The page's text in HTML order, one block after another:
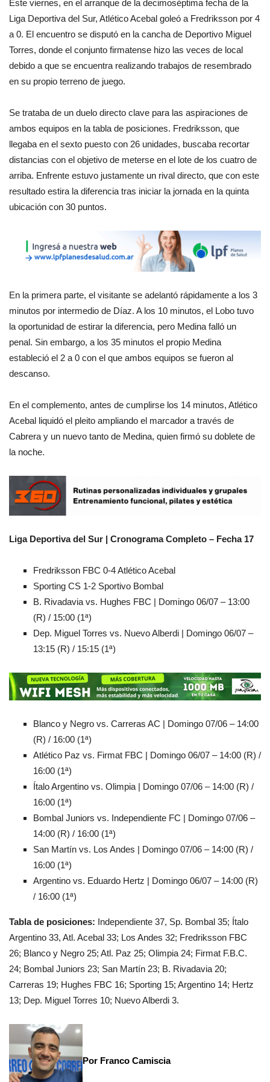
Este viernes, en el arranque de la decimoséptima fecha de la
Liga Deportiva del Sur, Atlético Acebal goleó a Fredriksson por 4
a 0. El encuentro se disputó en la cancha de Deportivo Miguel
Torres, donde el conjunto firmatense hizo las veces de local
debido a que se encuentra realizando trabajos de resembrado
en su propio terreno de juego.
Se trataba de un duelo directo clave para las aspiraciones de
ambos equipos en la tabla de posiciones. Fredriksson, que
llegaba en el sexto puesto con 26 unidades, buscaba recortar
distancias con el objetivo de meterse en el lote de los cuatro de
arriba. Enfrente estuvo justamente un rival directo, que con este
resultado estira la diferencia tras iniciar la jornada en la quinta
ubicación con 30 puntos.
En la primera parte, el visitante se adelantó rápidamente a los 3
minutos por intermedio de Díaz. A los 10 minutos, el Lobo tuvo
la oportunidad de estirar la diferencia, pero Medina falló un
penal. Sin embargo, a los 35 minutos el propio Medina
estableció el 2 a 0 con el que ambos equipos se fueron al
descanso.
En el complemento, antes de cumplirse los 14 minutos, Atlético
Acebal liquidó el pleito ampliando el marcador a través de
Cabrera y un nuevo tanto de Medina, quien firmó su doblete de
la noche.
Liga Deportiva del Sur | Cronograma Completo – Fecha 17
Fredriksson FBC 0-4 Atlético Acebal
Sporting CS 1-2 Sportivo Bombal
B. Rivadavia vs. Hughes FBC | Domingo 06/07 – 13:00
(R) / 15:00 (1ª)
Dep. Miguel Torres vs. Nuevo Alberdi | Domingo 06/07 –
13:15 (R) / 15:15 (1ª)
Blanco y Negro vs. Carreras AC | Domingo 07/06 – 14:00
(R) / 16:00 (1ª)
Atlético Paz vs. Firmat FBC | Domingo 06/07 – 14:00 (R) /
16:00 (1ª)
Ítalo Argentino vs. Olimpia | Domingo 07/06 – 14:00 (R) /
16:00 (1ª)
Bombal Juniors vs. Independiente FC | Domingo 07/06 –
14:00 (R) / 16:00 (1ª)
San Martín vs. Los Andes | Domingo 07/06 – 14:00 (R) /
16:00 (1ª)
Argentino vs. Eduardo Hertz | Domingo 06/07 – 14:00 (R)
/ 16:00 (1ª)
Tabla de posiciones: Independiente 37, Sp. Bombal 35; Ítalo
Argentino 33, Atl. Acebal 33; Los Andes 32; Fredriksson FBC
26; Blanco y Negro 25; Atl. Paz 25; Olimpia 24; Firmat F.B.C.
24; Bombal Juniors 23; San Martín 23; B. Rivadavia 20;
Carreras 19; Hughes FBC 16; Sporting 15; Argentino 14; Hertz
13; Dep. Miguel Torres 10; Nuevo Alberdi 3.
Por Franco Camiscia